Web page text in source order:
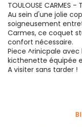
TOULOUSE CARMES
Au sein d'une jolie
soigneusement
Carmes, ce coquet
confort nécessaire.
Piece ^rinicpale
kicthenette équipée
A visiter sans tarder !